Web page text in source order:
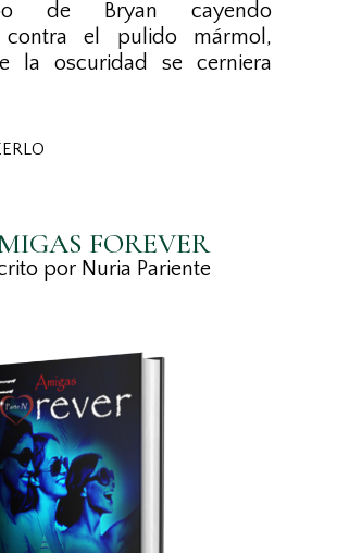
de Bryan cayendo
contra el pulido mármol,
la oscuridad se cerniera
FOREVER
por Nuria Pariente